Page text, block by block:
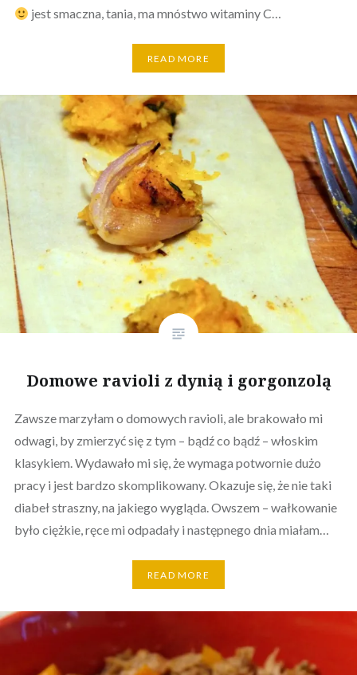
jest smaczna, tania, ma mnóstwo witaminy C…
READ MORE
Domowe ravioli z dynią i gorgonzolą
Zawsze marzyłam o domowych ravioli, ale brakowało mi
odwagi, by zmierzyć się z tym – bądź co bądź – włoskim
klasykiem. Wydawało mi się, że wymaga potwornie dużo
pracy i jest bardzo skomplikowany. Okazuje się, że nie taki
diabeł straszny, na jakiego wygląda. Owszem – wałkowanie
było ciężkie, ręce mi odpadały i następnego dnia miałam…
READ MORE